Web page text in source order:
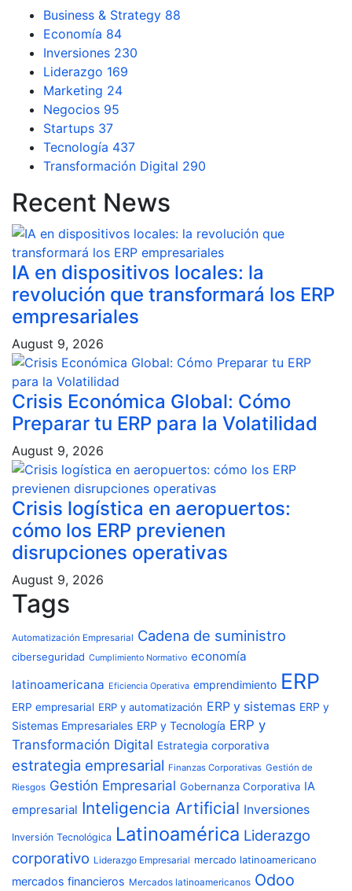
Business & Strategy 88
Economía 84
Inversiones 230
Liderazgo 169
Marketing 24
Negocios 95
Startups 37
Tecnología 437
Transformación Digital 290
Recent News
IA en dispositivos locales: la
revolución que transformará los ERP
empresariales
August 9, 2026
Crisis Económica Global: Cómo
Preparar tu ERP para la Volatilidad
August 9, 2026
Crisis logística en aeropuertos:
cómo los ERP previenen
disrupciones operativas
August 9, 2026
Tags
Automatización Empresarial Cadena de suministro
ciberseguridad Cumplimiento Normativo economía
latinoamericana Eficiencia Operativa emprendimiento ERP
ERP empresarial ERP y automatización ERP y sistemas ERP y
Sistemas Empresariales ERP y Tecnología ERP y
Transformación Digital Estrategia corporativa
estrategia empresarial Finanzas Corporativas Gestión de
Riesgos Gestión Empresarial Gobernanza Corporativa IA
empresarial Inteligencia Artificial Inversiones
Inversión Tecnológica Latinoamérica Liderazgo
corporativo Liderazgo Empresarial mercado latinoamericano
mercados financieros Mercados latinoamericanos Odoo